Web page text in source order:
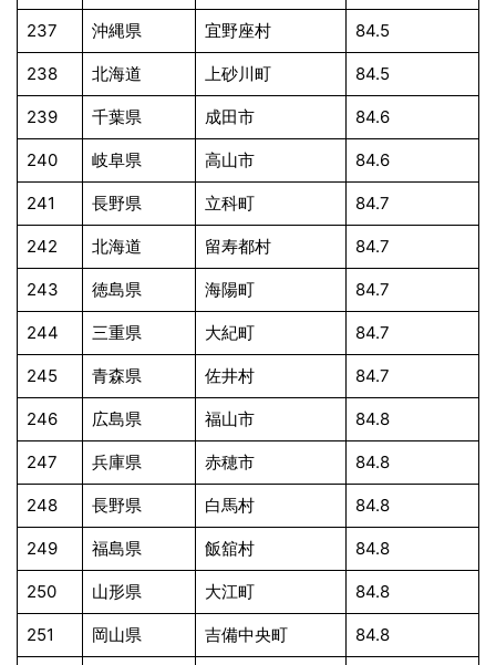
237 沖縄県 宜野座村 84.5
238 北海道 上砂川町 84.5
239 千葉県 成田市 84.6
240 岐阜県 高山市 84.6
241 長野県 立科町 84.7
242 北海道 留寿都村 84.7
243 徳島県 海陽町 84.7
244 三重県 大紀町 84.7
245 青森県 佐井村 84.7
246 広島県 福山市 84.8
247 兵庫県 赤穂市 84.8
248 長野県 白馬村 84.8
249 福島県 飯舘村 84.8
250 山形県 大江町 84.8
251 岡山県 吉備中央町 84.8